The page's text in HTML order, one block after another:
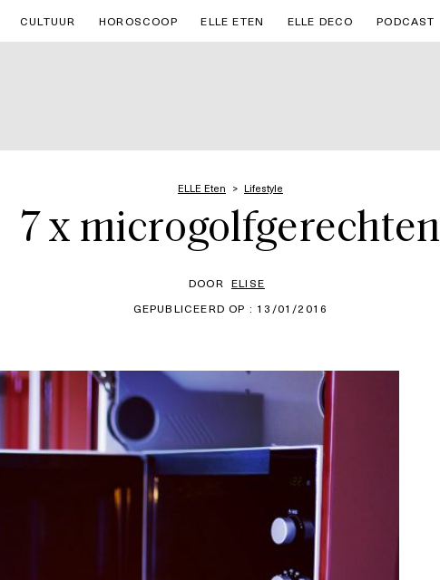
CULTUUR HOROSCOOP ELLE ETEN ELLE DECO PODCAST
ELLE Eten Lifestyle
7 x microgolfgerechten
DOOR ELISE
GEPUBLICEERD OP : 13/01/2016